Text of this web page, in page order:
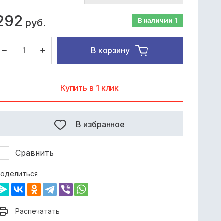
В наличии 1
руб.
В корзину
Купить в 1 клик
Сравнить
В избранное
Распечатать